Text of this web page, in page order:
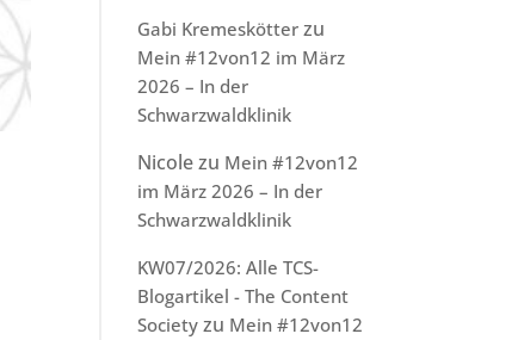
Gabi Kremeskötter zu
Mein #12von12 im März
2026 – In der
Schwarzwaldklinik
Nicolezu Mein #12von12
im März 2026 – In der
Schwarzwaldklinik
KW07/2026: Alle TCS-
Blogartikel - The Content
Society zu Mein #12von12